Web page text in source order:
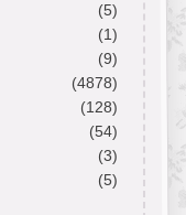
(5)
(1)
(9)
(4878)
(128)
(54)
(3)
(5)